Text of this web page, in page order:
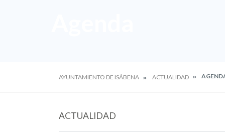
AYUNTAMIENTO DE ISÁBENA ACTUALIDAD
ACTUALIDAD